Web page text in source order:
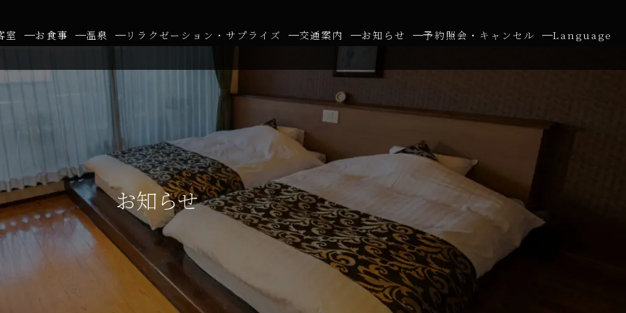
室 お食事 温泉 リラクゼーション・サプライズ 交通案内 お知らせ 予約照会・キャンセル Language
お知らせ